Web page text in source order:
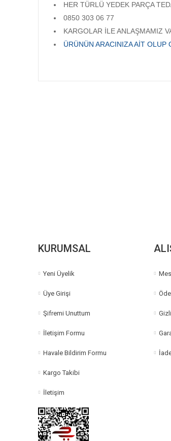
HER TÜRLÜ YEDEK PARÇA
0850 303 06 77
KARGOLAR İLE ANLAŞMAMIZ
ÜRÜNÜN ARACINIZA AİT
Bu ürünün fiyat bilgisi, resim, ürün
KURUMSAL
Yeni Üyelik
Üye Girişi
Şifremi Unuttum
İletişim Formu
Havale Bildirim Formu
Kargo Takibi
İletişim